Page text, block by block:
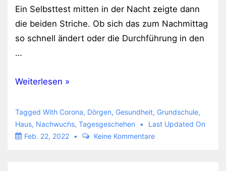
Ein Selbsttest mitten in der Nacht zeigte dann
die beiden Striche. Ob sich das zum Nachmittag
so schnell ändert oder die Durchführung in den
…
Wird
etwas
unbequem
–
Weiterlesen »
Tagged With Corona, Dörgen, Gesundheit, Grundschule,
Haus, Nachwuchs, Tagesgeschehen
Last Updated On
Feb. 22, 2022
Keine Kommentare